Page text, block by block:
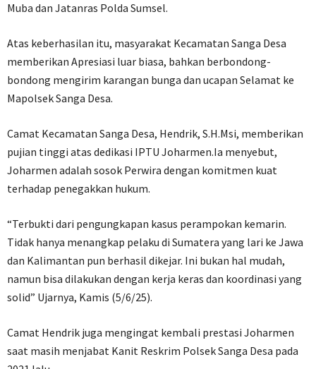
Muba dan Jatanras Polda Sumsel.
Atas keberhasilan itu, masyarakat Kecamatan Sanga Desa
memberikan Apresiasi luar biasa, bahkan berbondong-
bondong mengirim karangan bunga dan ucapan Selamat ke
Mapolsek Sanga Desa.
Camat Kecamatan Sanga Desa, Hendrik, S.H.Msi, memberikan
pujian tinggi atas dedikasi IPTU Joharmen.Ia menyebut,
Joharmen adalah sosok Perwira dengan komitmen kuat
terhadap penegakkan hukum.
“Terbukti dari pengungkapan kasus perampokan kemarin.
Tidak hanya menangkap pelaku di Sumatera yang lari ke Jawa
dan Kalimantan pun berhasil dikejar. Ini bukan hal mudah,
namun bisa dilakukan dengan kerja keras dan koordinasi yang
solid” Ujarnya, Kamis (5/6/25).
Camat Hendrik juga mengingat kembali prestasi Joharmen
saat masih menjabat Kanit Reskrim Polsek Sanga Desa pada